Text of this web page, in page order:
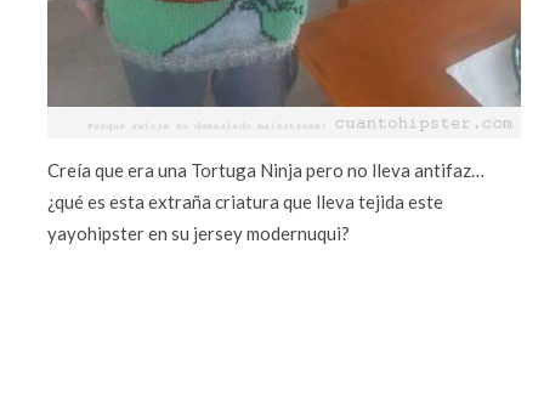
Creía que era una Tortuga Ninja pero no lleva antifaz…
¿qué es esta extraña criatura que lleva tejida este
yayohipster en su jersey modernuqui?